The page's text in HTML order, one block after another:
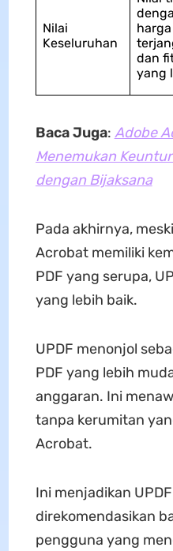
Nilai
Keseluruhan
harga
dan
yang
Baca Juga: Adobe
Menemukan
dengan Bijaksana
Pada akhirnya,
Acrobat memiliki
PDF yang serupa,
yang lebih baik.
UPDF menonjol
PDF yang lebih
anggaran. Ini
tanpa kerumitan
Acrobat.
Ini menjadikan
direkomendasikan
pengguna yang